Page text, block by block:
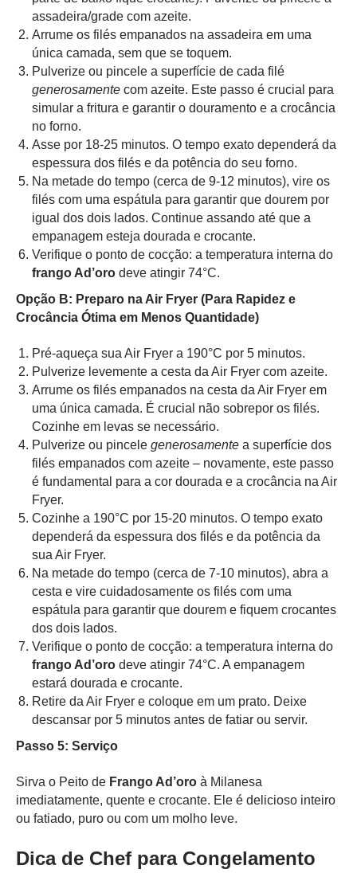
assadeira/grade com azeite.
Arrume os filés empanados na assadeira em uma
única camada, sem que se toquem.
Pulverize ou pincele a superfície de cada filé
generosamente com azeite. Este passo é crucial para
simular a fritura e garantir o douramento e a crocância
no forno.
Asse por 18-25 minutos. O tempo exato dependerá da
espessura dos filés e da potência do seu forno.
Na metade do tempo (cerca de 9-12 minutos), vire os
filés com uma espátula para garantir que dourem por
igual dos dois lados. Continue assando até que a
empanagem esteja dourada e crocante.
Verifique o ponto de cocção: a temperatura interna do
frango Ad’oro deve atingir 74°C.
Opção B: Preparo na Air Fryer (Para Rapidez e
Crocância Ótima em Menos Quantidade)
Pré-aqueça sua Air Fryer a 190°C por 5 minutos.
Pulverize levemente a cesta da Air Fryer com azeite.
Arrume os filés empanados na cesta da Air Fryer em
uma única camada. É crucial não sobrepor os filés.
Cozinhe em levas se necessário.
Pulverize ou pincele generosamente a superfície dos
filés empanados com azeite – novamente, este passo
é fundamental para a cor dourada e a crocância na Air
Fryer.
Cozinhe a 190°C por 15-20 minutos. O tempo exato
dependerá da espessura dos filés e da potência da
sua Air Fryer.
Na metade do tempo (cerca de 7-10 minutos), abra a
cesta e vire cuidadosamente os filés com uma
espátula para garantir que dourem e fiquem crocantes
dos dois lados.
Verifique o ponto de cocção: a temperatura interna do
frango Ad’oro deve atingir 74°C. A empanagem
estará dourada e crocante.
Retire da Air Fryer e coloque em um prato. Deixe
descansar por 5 minutos antes de fatiar ou servir.
Passo 5: Serviço
Sirva o Peito de Frango Ad’oro à Milanesa
imediatamente, quente e crocante. Ele é delicioso inteiro
ou fatiado, puro ou com um molho leve.
Dica de Chef para Congelamento